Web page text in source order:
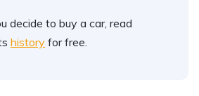
decide to buy a car, read
history for free.